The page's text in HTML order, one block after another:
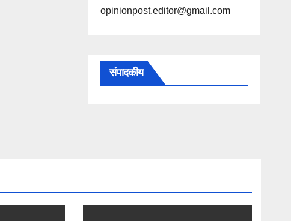
opinionpost.editor@gmail.com
संपादकीय